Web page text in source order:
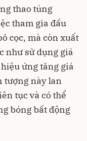
thao túng
tham gia đấu
cọc, mà còn xuất
như sử dụng giá
ứng tăng giá
tượng này lan
tục và có thể
bóng bất động